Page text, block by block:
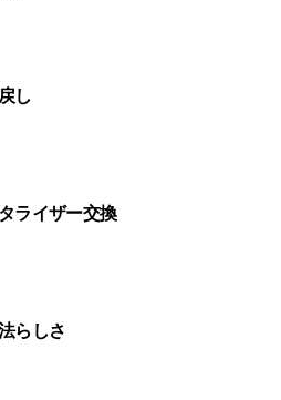
し
ライザー交換
らしさ